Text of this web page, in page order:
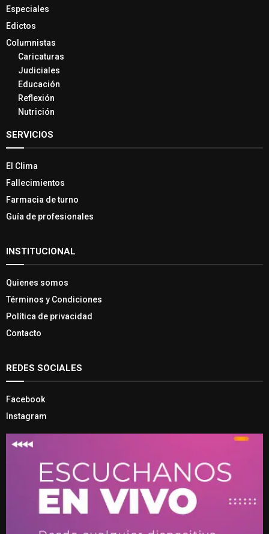
Especiales
Edictos
Columnistas
Caricaturas
Judiciales
Educación
Reflexión
Nutrición
SERVICIOS
El Clima
Fallecimientos
Farmacia de turno
Guía de profesionales
INSTITUCIONAL
Quienes somos
Términos y Condiciones
Política de privacidad
Contacto
REDES SOCIALES
Facebook
Instagram